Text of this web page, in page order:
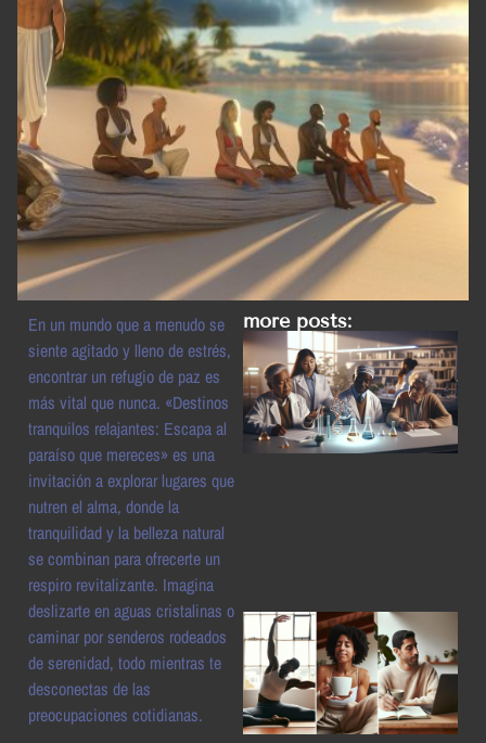
En un mundo que a menudo se
siente agitado y lleno de estrés,
encontrar un refugio de paz es
más vital que nunca. «Destinos
tranquilos relajantes: Escapa al
paraíso que mereces» es una
invitación a explorar lugares que
nutren el alma, donde la
tranquilidad y la belleza natural
se combinan para ofrecerte un
respiro revitalizante. Imagina
deslizarte en aguas cristalinas o
caminar por senderos rodeados
de serenidad, todo mientras te
desconectas de las
preocupaciones cotidianas.
more posts: